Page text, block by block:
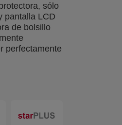
sólo
pantalla LCD
de bolsillo
perfectamente
un
y tecla
de negocios